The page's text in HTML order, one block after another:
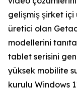
gelişmiş şirket
üretici olan
modellerini
tablet serisini
yüksek mobilite
kurulu Windows